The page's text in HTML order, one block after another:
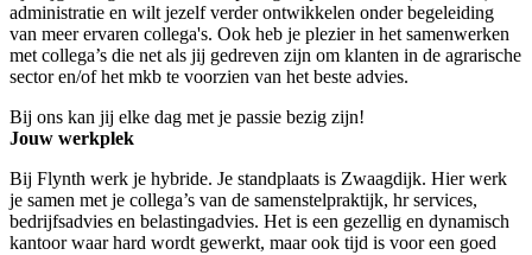
administratie en wilt jezelf verder ontwikkelen onder begeleiding
van meer ervaren collega's. Ook heb je plezier in het samenwerken
met collega’s die net als jij gedreven zijn om klanten in de agrarische
sector en/of het mkb te voorzien van het beste advies.
Bij ons kan jij elke dag met je passie bezig zijn!
Jouw werkplek
Bij Flynth werk je hybride. Je standplaats is Zwaagdijk. Hier werk
je samen met je collega’s van de samenstelpraktijk, hr services,
bedrijfsadvies en belastingadvies. Het is een gezellig en dynamisch
kantoor waar hard wordt gewerkt, maar ook tijd is voor een goed